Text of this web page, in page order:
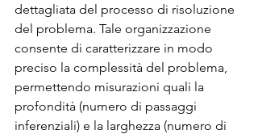
dettagliata del processo di risoluzione
del problema. Tale organizzazione
consente di caratterizzare in modo
preciso la complessità del problema,
permettendo misurazioni quali la
profondità (numero di passaggi
inferenziali) e la larghezza (numero di